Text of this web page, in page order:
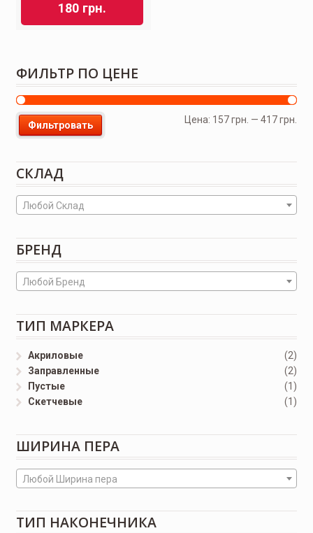
180 грн.
ФИЛЬТР ПО ЦЕНЕ
Фильтровать
Цена: 157 грн. —417 грн.
СКЛАД
Любой Склад
БРЕНД
Любой Бренд
ТИП МАРКЕРА
Акриловые
(2)
Заправленные
(2)
Пустые
(1)
Скетчевые
(1)
ШИРИНА ПЕРА
Любой Ширина пера
ТИП НАКОНЕЧНИКА